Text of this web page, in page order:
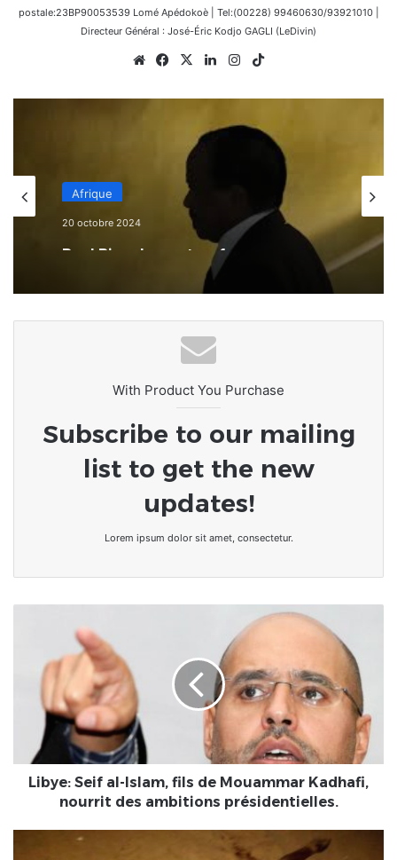
postale:23BP90053539 Lomé Apédokoè | Tel:(00228) 99460630/93921010 |
Directeur Général : José-Éric Kodjo GAGLI (LeDivin)
WebsiteFacebook
X LinkedinInstagram
Afrique
20 octobre 2024
Paul Biya : la mort en face
With Product You Purchase
Subscribe to our mailing
list to get the new
updates!
Lorem ipsum dolor sit amet, consectetur.
Mouammar
Kadhafi,
nourrit
Libye: Seif al-Islam, fils de Mouammar Kadhafi,
nourrit des ambitions présidentielles.